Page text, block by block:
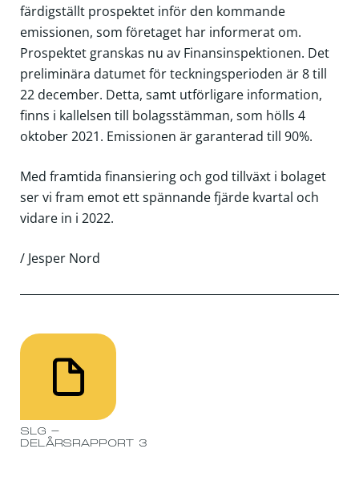
färdigställt prospektet inför den kommande
emissionen, som företaget har informerat om.
Prospektet granskas nu av Finansinspektionen. Det
preliminära datumet för teckningsperioden är 8 till
22 december. Detta, samt utförligare information,
finns i kallelsen till bolagsstämman, som hölls 4
oktober 2021. Emissionen är garanterad till 90%.
Med framtida finansiering och god tillväxt i bolaget
ser vi fram emot ett spännande fjärde kvartal och
vidare in i 2022.
/ Jesper Nord
SLG -
DELÅRSRAPPORT 3